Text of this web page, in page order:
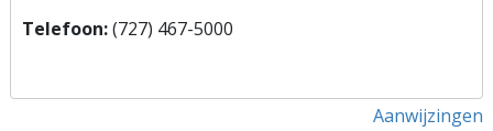
Telefoon:(727) 467-5000
Aanwijzingen